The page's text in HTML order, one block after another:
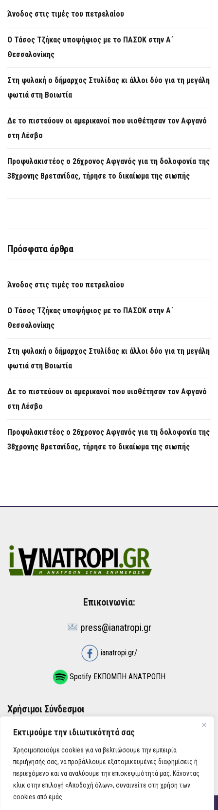
Εκτιμούμε την ιδιωτικότητά σας
Χρησιμοποιούμε cookies για να βελτιώσουμε την εμπειρία
περιήγησής σας, να προβάλλουμε εξατομικευμένες διαφημίσεις ή
περιεχόμενο και να αναλύουμε την επισκεψιμότητά μας. Κάνοντας
κλικ στην επιλογή «Αποδοχή όλων», συναινείτε στη χρήση των
cookies από εμάς.
Άνοδος στις τιμές του πετρελαίου
Ο Τάσος Τζήκας υποψήφιος με το ΠΑΣΟΚ στην Α΄
Θεσσαλονίκης
Στη φυλακή ο δήμαρχος Στυλίδας κι άλλοι δύο για τη μεγάλη
φωτιά στη Βοιωτία
Δε το πιστεύουν οι αμερικανοί που υιοθέτησαν τον Αφγανό
στη Λέσβο
Προφυλακιστέος ο 26χρονος Αφγανός για τη δολοφονία της
38χρονης Βρετανίδας, τήρησε το δικαίωμα της σιωπής
Πρόσφατα άρθρα
Άνοδος στις τιμές του πετρελαίου
Ο Τάσος Τζήκας υποψήφιος με το ΠΑΣΟΚ στην Α΄
Θεσσαλονίκης
Στη φυλακή ο δήμαρχος Στυλίδας κι άλλοι δύο για τη μεγάλη
φωτιά στη Βοιωτία
Δε το πιστεύουν οι αμερικανοί που υιοθέτησαν τον Αφγανό
στη Λέσβο
Προφυλακιστέος ο 26χρονος Αφγανός για τη δολοφονία της
38χρονης Βρετανίδας, τήρησε το δικαίωμα της σιωπής
Επικοινωνία:
press@ianatropi.gr
ianatropi.gr/
Spotify ΕΚΠΟΜΠΗ ΑΝΑΤΡΟΠΗ
Χρήσιμοι Σύνδεσμοι
ΌΡΟΙ ΧΡΉΣΗΣ
ΠΟΛΙΤΙΚΉ ΑΠΟΡΡΉΤΟΥ